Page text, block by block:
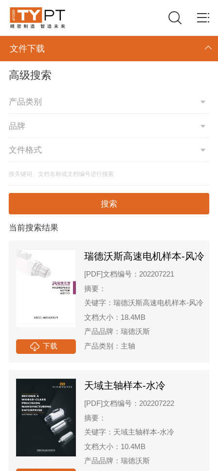
文件下载
高级搜索
搜索
当前搜索结果
瑞德沃斯高速电机样本-风冷
[PDF]文档编号：202207221
摘要：
关键字：瑞德沃斯高速电机样本-风冷
文档大小：18.4MB
产品品牌：瑞德沃斯
产品类别：主轴
下载
天域主轴样本-水冷
[PDF]文档编号：202207222
摘要：
关键字：天域主轴样本-水冷
文档大小：10.4MB
产品品牌：瑞德沃斯